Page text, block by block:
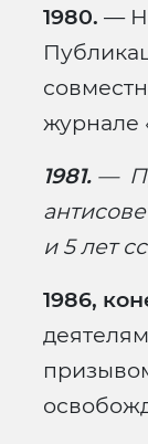
1980. —
журнале
1981. —
и 5 лет
1986,